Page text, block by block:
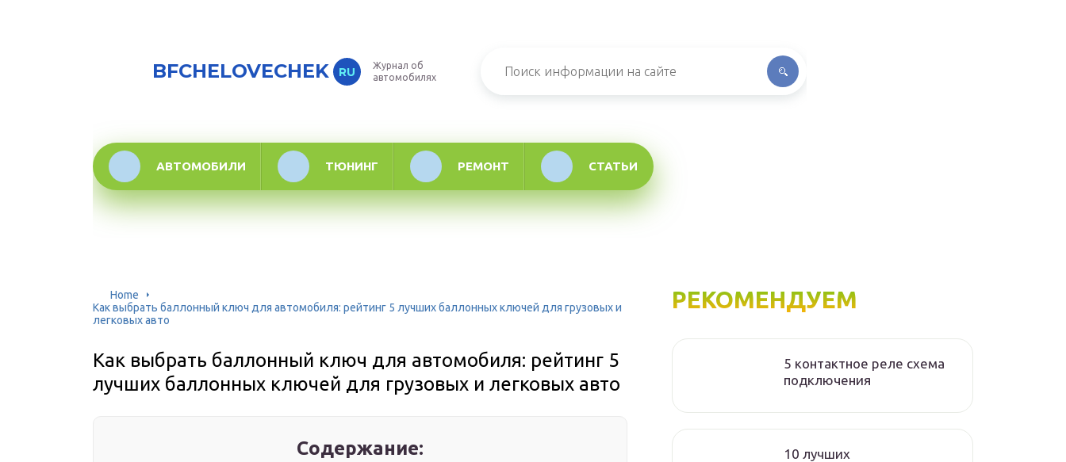
BFCHELOVECHEK RU
Журнал об
автомобилях
АВТОМОБИЛИ ТЮНИНГ РЕМОНТ СТАТЬИ
Home
Как выбрать баллонный ключ для автомобиля: рейтинг 5 лучших баллонных ключей для грузовых и
легковых авто
Как выбрать баллонный ключ для автомобиля: рейтинг 5
лучших баллонных ключей для грузовых и легковых авто
Содержание:
РЕКОМЕНДУЕМ
5 контактное реле схема
подключения
10 лучших